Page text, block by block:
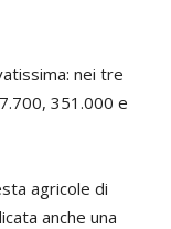
nei tre
351.000 e
agricole di
anche una